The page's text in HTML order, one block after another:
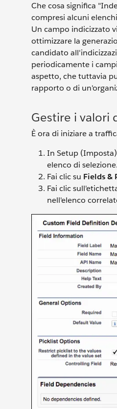
Che cosa significa
compresi alcuni
Un campo indicizzato
ottimizzare la
candidato
periodicamente i
aspetto, che tuttavia
rapporto o di
Gestire i valori
È ora di iniziare a
In Setup
elenco di selezione.
Fai clic su Fields &
Fai clic
nell'elenco